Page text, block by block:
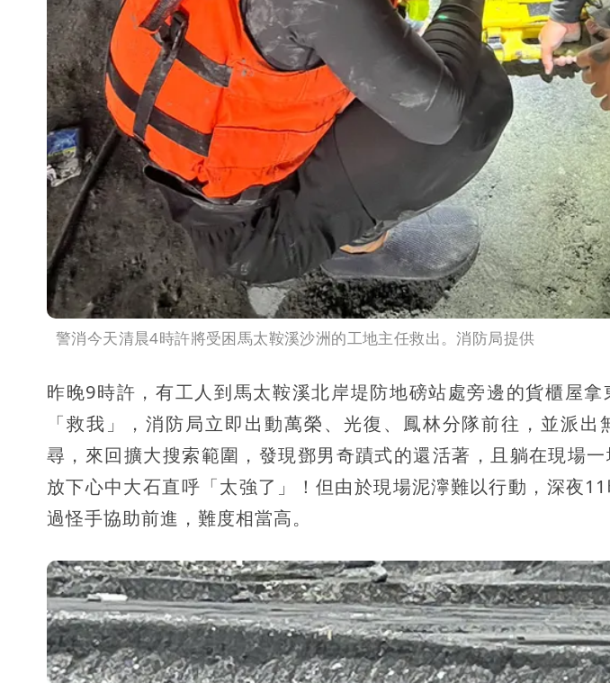
警消今天清晨4時許將受困馬太鞍溪沙洲的工地主任救出。消防局提供
昨晚9時許，有工人到馬太鞍溪北岸堤防地磅站處旁邊的貨櫃屋
「救我」，消防局立即出動萬榮、光復、鳳林分隊前往，並派
尋，來回擴大搜索範圍，發現鄧男奇蹟式的還活著，且躺在現場
放下心中大石直呼「太強了」！但由於現場泥濘難以行動，深夜
過怪手協助前進，難度相當高。